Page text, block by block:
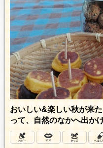
おいしい&楽しい秋が来
って、自然のなかへ出か